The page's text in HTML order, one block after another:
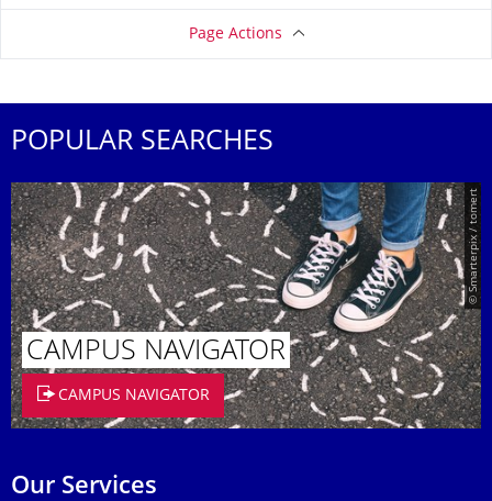
Page Actions
POPULAR SEARCHES
© Smarterpix / tomert
CAMPUS NAVIGATOR
CAMPUS NAVIGATOR
Our Services